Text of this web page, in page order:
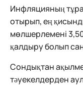
Инфляцияның
отырып, ең
мөлшерлемені
қалдыру болып
Сондықтан
тәуекелдерден